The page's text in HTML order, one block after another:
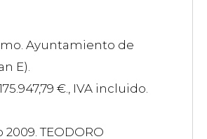
Ayuntamiento de
E).
€., IVA incluido.
TEODORO